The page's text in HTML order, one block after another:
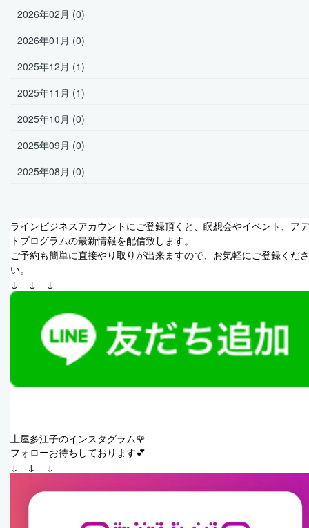
2026年02月 (0)
2026年01月 (0)
2025年12月 (1)
2025年11月 (1)
2025年10月 (0)
2025年09月 (0)
2025年08月 (0)
ラインビジネスアカウントにご登録頂くと、瞑想会やイベント、ア
トプログラムの最新情報を配信致します。
ご予約も簡単に直接やり取りが出来ますので、お気軽にご登録くださ
い。
↓　↓　↓
土屋多江子のインスタグラム🌹
フォローお待ちしております💕
↓　↓    ↓